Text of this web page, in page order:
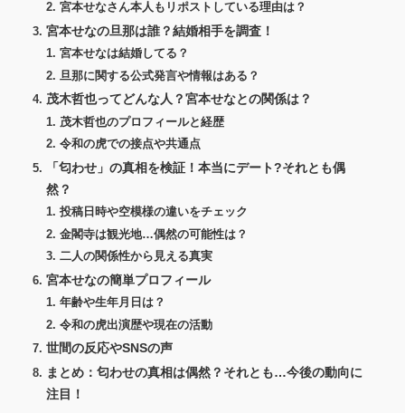
宮本せなさん本人もリポストしている理由は？
宮本せなの旦那は誰？結婚相手を調査！
宮本せなは結婚してる？
旦那に関する公式発言や情報はある？
茂木哲也ってどんな人？宮本せなとの関係は？
茂木哲也のプロフィールと経歴
令和の虎での接点や共通点
「匂わせ」の真相を検証！本当にデート?それとも偶
然？
投稿日時や空模様の違いをチェック
金閣寺は観光地…偶然の可能性は？
二人の関係性から見える真実
宮本せなの簡単プロフィール
年齢や生年月日は？
令和の虎出演歴や現在の活動
世間の反応やSNSの声
まとめ：匂わせの真相は偶然？それとも…今後の動向に
注目！